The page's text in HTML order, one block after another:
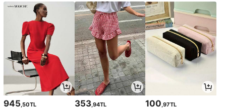
945,50TL 353,94TL 100,97TL